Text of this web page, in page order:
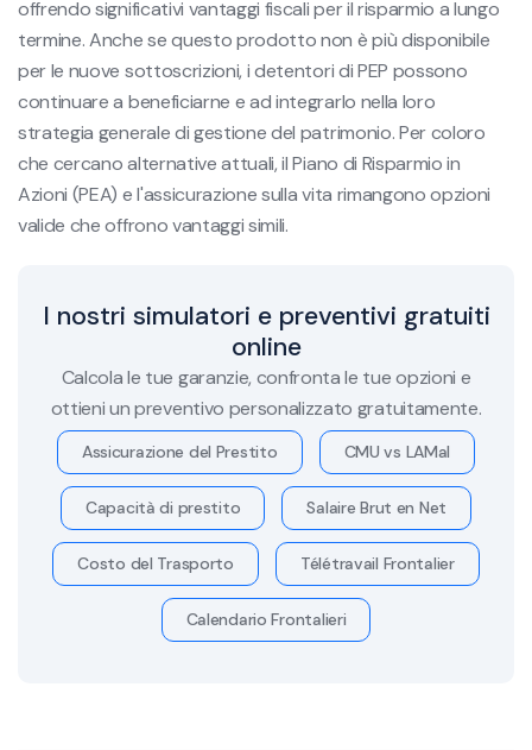
offrendo significativi vantaggi fiscali per il risparmio a lungo
termine. Anche se questo prodotto non è più disponibile
per le nuove sottoscrizioni, i detentori di PEP possono
continuare a beneficiarne e ad integrarlo nella loro
strategia generale di gestione del patrimonio. Per coloro
che cercano alternative attuali, il Piano di Risparmio in
Azioni (PEA) e l'assicurazione sulla vita rimangono opzioni
valide che offrono vantaggi simili.
I nostri simulatori e preventivi gratuiti
online
Calcola le tue garanzie, confronta le tue opzioni e
ottieni un preventivo personalizzato gratuitamente.
Assicurazione del Prestito CMU vs LAMal
Capacità di prestito Salaire Brut en Net
Costo del Trasporto Télétravail Frontalier
Calendario Frontalieri